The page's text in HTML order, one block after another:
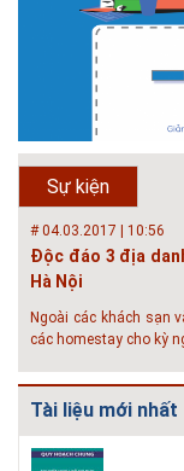
Sự kiện
minh. Vi...
# 23.06.2018 | 15:37
Hội thảo về sàn
Chí Minh
Hội thảo “Sàn bê
& Mỹ và các vấn đề
sẽ diễn ra vào 14h00
và ngày 28/...
# 04.03.2017 | 10:56
Độc đáo 3 địa
Hà Nội
Ngoài các khách sạn
các homestay cho kỳ
# 05.04.2025 | 17:16
Tuyển sinh 2025,
- Đại học Kiến trúc...
Thông tin tuyển sinh
Tài liệu mới nhất